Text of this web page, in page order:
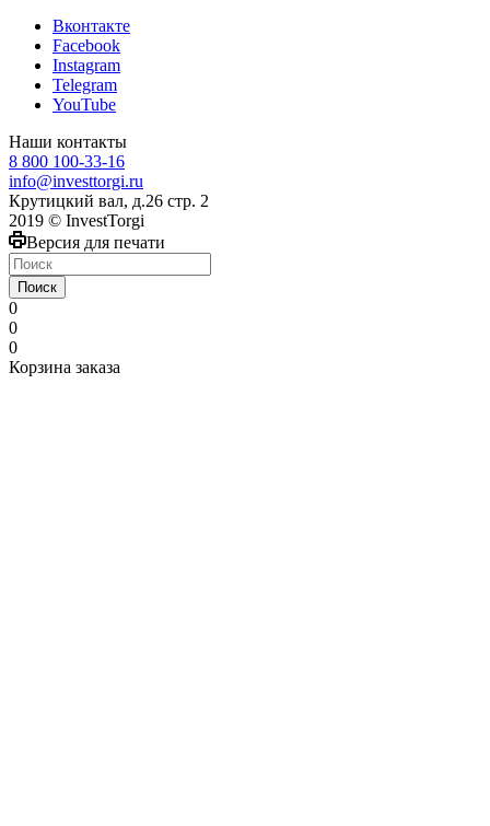
Вконтакте
Facebook
Instagram
Telegram
YouTube
Наши контакты
8 800 100-33-16
info@investtorgi.ru
Крутицкий вал, д.26 стр. 2
2019 © InvestTorgi
Версия для печати
Поиск
0
0
0
Корзина заказа